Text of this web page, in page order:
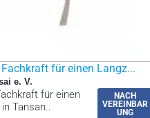
für einen Langz...
e. V.
NACH
VEREINBAR
UNG
für einen
Tansan..